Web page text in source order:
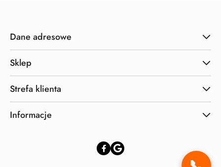
Dane adresowe
Sklep
Strefa klienta
Informacje